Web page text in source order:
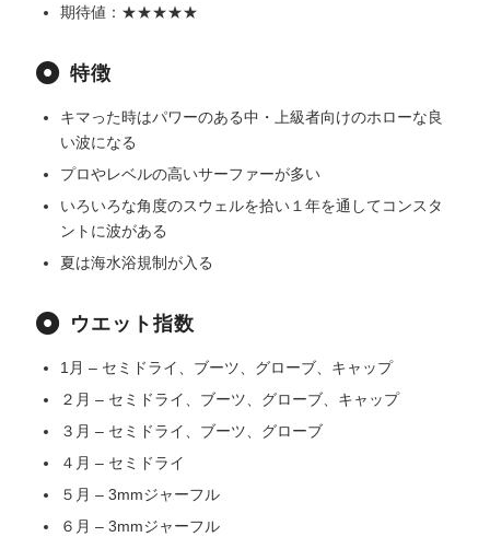
期待値：★★★★★
特徴
キマった時はパワーのある中・上級者向けのホローな良
い波になる
プロやレベルの高いサーファーが多い
いろいろな角度のスウェルを拾い１年を通してコンスタ
ントに波がある
夏は海水浴規制が入る
ウエット指数
1月 – セミドライ、ブーツ、グローブ、キャップ
２月 – セミドライ、ブーツ、グローブ、キャップ
３月 – セミドライ、ブーツ、グローブ
４月 – セミドライ
５月 – 3mmジャーフル
６月 – 3mmジャーフル